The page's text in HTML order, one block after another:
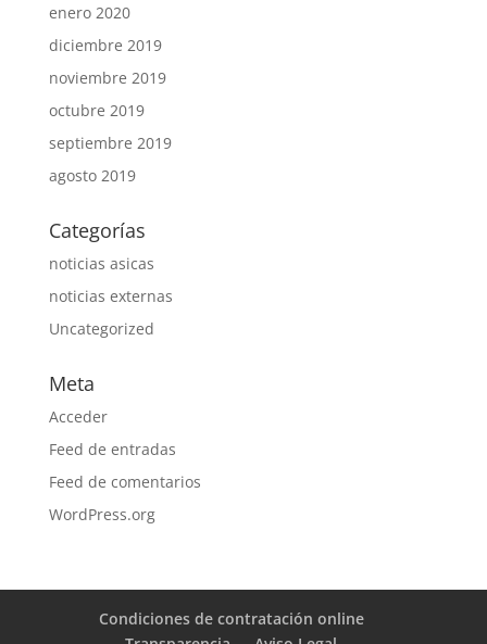
enero 2020
diciembre 2019
noviembre 2019
octubre 2019
septiembre 2019
agosto 2019
Categorías
noticias asicas
noticias externas
Uncategorized
Meta
Acceder
Feed de entradas
Feed de comentarios
WordPress.org
Condiciones de contratación online